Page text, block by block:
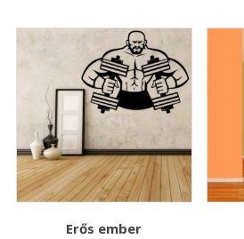
Erős ember